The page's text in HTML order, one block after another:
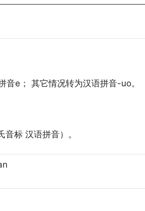
音e； 其它情况转为汉语拼音-uo。
标 汉语拼音）。